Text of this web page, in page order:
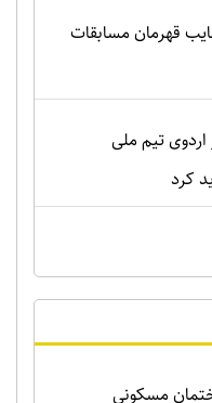
قهرمان مسابقات
اردوی تیم ملی
کرد
مسکونی